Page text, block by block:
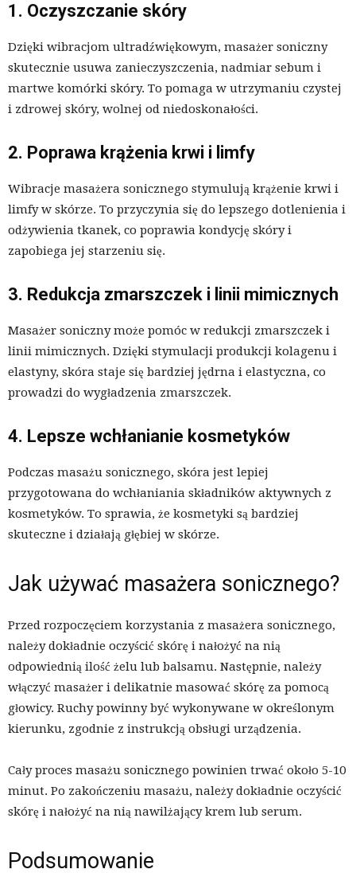
1. Oczyszczanie skóry
Dzięki wibracjom ultradźwiękowym, masażer soniczny
skutecznie usuwa zanieczyszczenia, nadmiar sebum i
martwe komórki skóry. To pomaga w utrzymaniu czystej
i zdrowej skóry, wolnej od niedoskonałości.
2. Poprawa krążenia krwi i limfy
Wibracje masażera sonicznego stymulują krążenie krwi i
limfy w skórze. To przyczynia się do lepszego dotlenienia i
odżywienia tkanek, co poprawia kondycję skóry i
zapobiega jej starzeniu się.
3. Redukcja zmarszczek i linii mimicznych
Masażer soniczny może pomóc w redukcji zmarszczek i
linii mimicznych. Dzięki stymulacji produkcji kolagenu i
elastyny, skóra staje się bardziej jędrna i elastyczna, co
prowadzi do wygładzenia zmarszczek.
4. Lepsze wchłanianie kosmetyków
Podczas masażu sonicznego, skóra jest lepiej
przygotowana do wchłaniania składników aktywnych z
kosmetyków. To sprawia, że kosmetyki są bardziej
skuteczne i działają głębiej w skórze.
Jak używać masażera sonicznego?
Przed rozpoczęciem korzystania z masażera sonicznego,
należy dokładnie oczyścić skórę i nałożyć na nią
odpowiednią ilość żelu lub balsamu. Następnie, należy
włączyć masażer i delikatnie masować skórę za pomocą
głowicy. Ruchy powinny być wykonywane w określonym
kierunku, zgodnie z instrukcją obsługi urządzenia.
Cały proces masażu sonicznego powinien trwać około 5-10
minut. Po zakończeniu masażu, należy dokładnie oczyścić
skórę i nałożyć na nią nawilżający krem lub serum.
Podsumowanie